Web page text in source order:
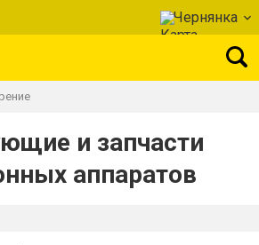
Чернянка
и запчасти
аппаратов